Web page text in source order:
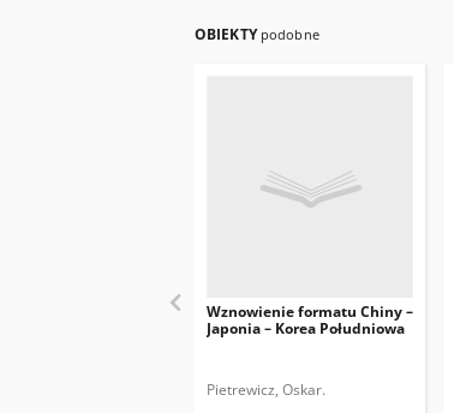
OBIEKTY podobne
Wznowienie formatu Chiny –
Japonia – Korea Południowa
Pietrewicz, Oskar.